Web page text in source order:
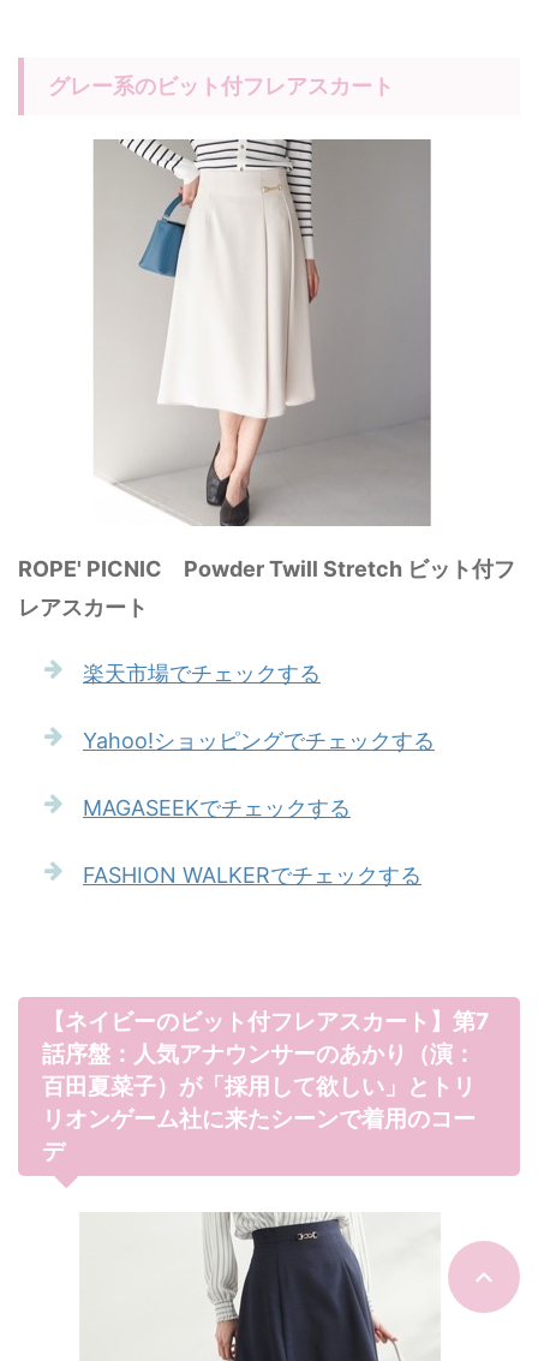
グレー系のビット付フレアスカート
ROPE' PICNIC Powder Twill Stretch ビット付フ
レアスカート
楽天市場でチェックする
Yahoo!ショッピングでチェックする
MAGASEEKでチェックする
FASHION WALKERでチェックする
【ネイビーのビット付フレアスカート】第7
話序盤：人気アナウンサーのあかり（演：
百田夏菜子）が「採用して欲しい」とトリ
リオンゲーム社に来たシーンで着用のコー
デ